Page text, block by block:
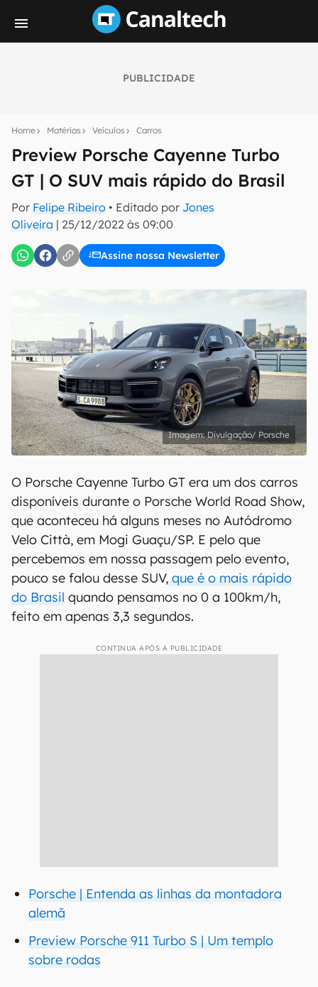
PUBLICIDADE
Home Matérias Veículos Carros
Preview Porsche Cayenne Turbo
GT | O SUV mais rápido do Brasil
Por Felipe Ribeiro • Editado por Jones
Oliveira | 25/12/2022 às 09:00
Assine nossa Newsletter
notícias e reviews sobre tecnologia em primeira
mão.
E-mail
Divulgação/ Porsche
O Porsche Cayenne Turbo GT era um dos carros
disponíveis durante o Porsche World Road Show,
que aconteceu há alguns meses no Autódromo
Velo Città, em Mogi Guaçu/SP. E pelo que
percebemos em nossa passagem pelo evento,
pouco se falou desse SUV, que é o mais rápido
do Brasil quando pensamos no 0 a 100km/h,
feito em apenas 3,3 segundos.
CONTINUA APÓS A PUBLICIDADE
Porsche | Entenda as linhas da montadora
alemã
Preview Porsche 911 Turbo S | Um templo
sobre rodas